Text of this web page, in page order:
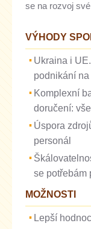
se na rozvoj
VÝHODY
Ukraina i
podnikání
Komplexní
doručení:
Úspora
personál
se potřebám
MOŽNOSTI
Lepší